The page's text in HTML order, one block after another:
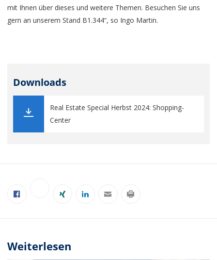
mit Ihnen über dieses und weitere Themen. Besuchen Sie uns
gern an unserem Stand B1.344“, so Ingo Martin.
Downloads
Real Estate Special Herbst 2024: Shopping-
Center
Weiterlesen